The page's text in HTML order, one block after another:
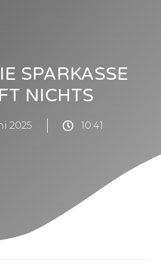
SPARKASSE
NICHTS
2025 10:41